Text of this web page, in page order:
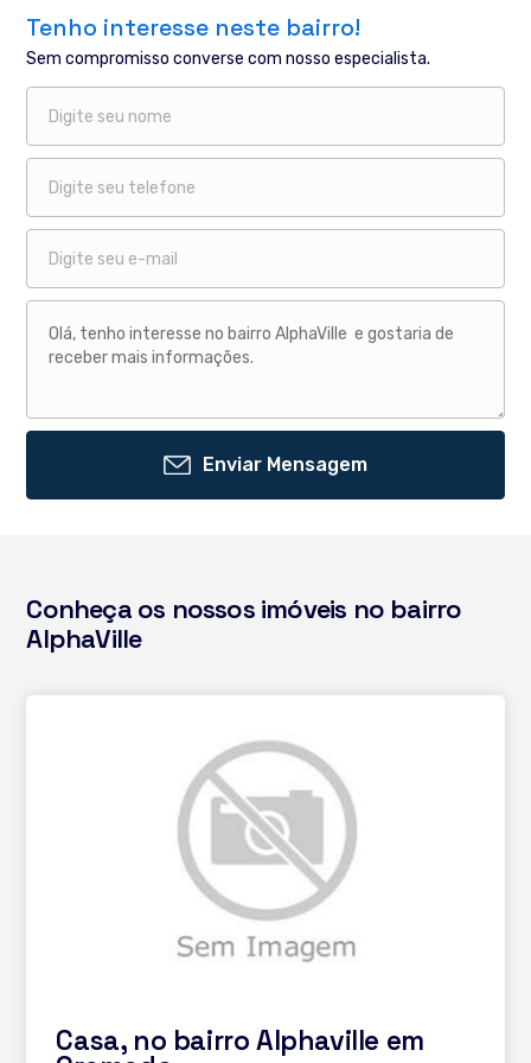
Tenho interesse neste bairro!
Sem compromisso converse com nosso especialista.
Enviar Mensagem
Conheça os nossos imóveis no bairro
AlphaVille
Casa, no bairro Alphaville em